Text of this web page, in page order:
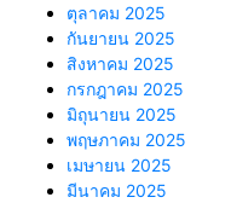
ตุลาคม 2025
กันยายน 2025
สิงหาคม 2025
กรกฎาคม 2025
มิถุนายน 2025
พฤษภาคม 2025
เมษายน 2025
มีนาคม 2025